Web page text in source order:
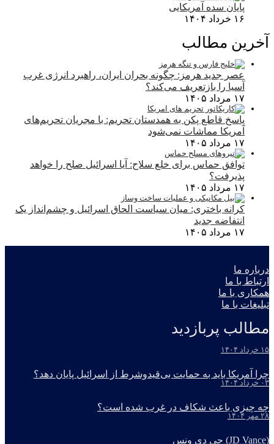
پایان سده آمریکایی
۱۶ خرداد ۱۴۰۴
آخرین مطالب
عصر جدید هرمز: چگونه بحران ایران، راهبرد انرژی غرب
آسیا را بازتعریف می‌کند؟
۱۷ مرداد ۱۴۰۵
پاسخ قاطع پکن به همدستان تحریم: با مجریان تحریم‌های
آمریکا مماشات نمی‌شود
۱۷ مرداد ۱۴۰۵
توافق حماس برای خلع سلاح: آیا اسرائیل صلح را خواهد
پذیرفت؟
۱۷ مرداد ۱۴۰۵
کرانه باختری: میان سیاست الحاق اسرائیل و چشم‌انداز یک
انتفاضه جدید
۱۷ مرداد ۱۴۰۵
درباره ما
ارتباط با ما
همکاری با ما
تبلیغات با ما
مطالب پربازدید
۱۵ خرداد ۱۴۰۴
چرا آمریکا باید به حمایت بی‌قیدوشرط از اسرائیل پایان دهد؟
۰۳ خرداد ۱۴۰۴
چه چیزی باعث شکاف در غرب شده است؟
۲۸ مهر ۱۴۰۴
(JD Vance) جی دی ونس